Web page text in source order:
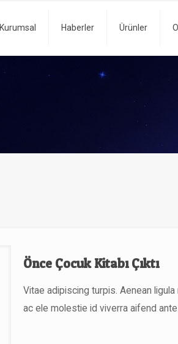
Kurumsal Haberler Ürünler
Önce Çocuk Kitabı Çıktı
Vitae adipiscing turpis. Aenean
ac ele molestie id viverra aifend